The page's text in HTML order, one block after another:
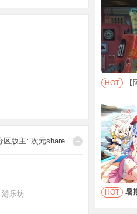
区版主: 次元share
游乐坊
HOT
HOT 暑